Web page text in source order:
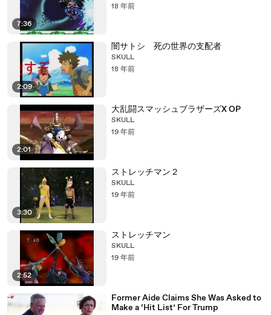
7:36
18 年前
2:09
闇サトシ 死の世界の支配者
SKULL
18 年前
2:01
大乱闘スマッシュブラザーズX OP
SKULL
19 年前
3:30
ストレッチマン２
SKULL
19 年前
2:52
ストレッチマン
SKULL
19 年前
Former Aide Claims She Was Asked to
Make a ‘Hit List’ For Trump